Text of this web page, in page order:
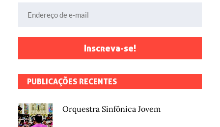
Inscreva-se!
PUBLICAÇÕES RECENTES
Orquestra Sinfônica Jovem